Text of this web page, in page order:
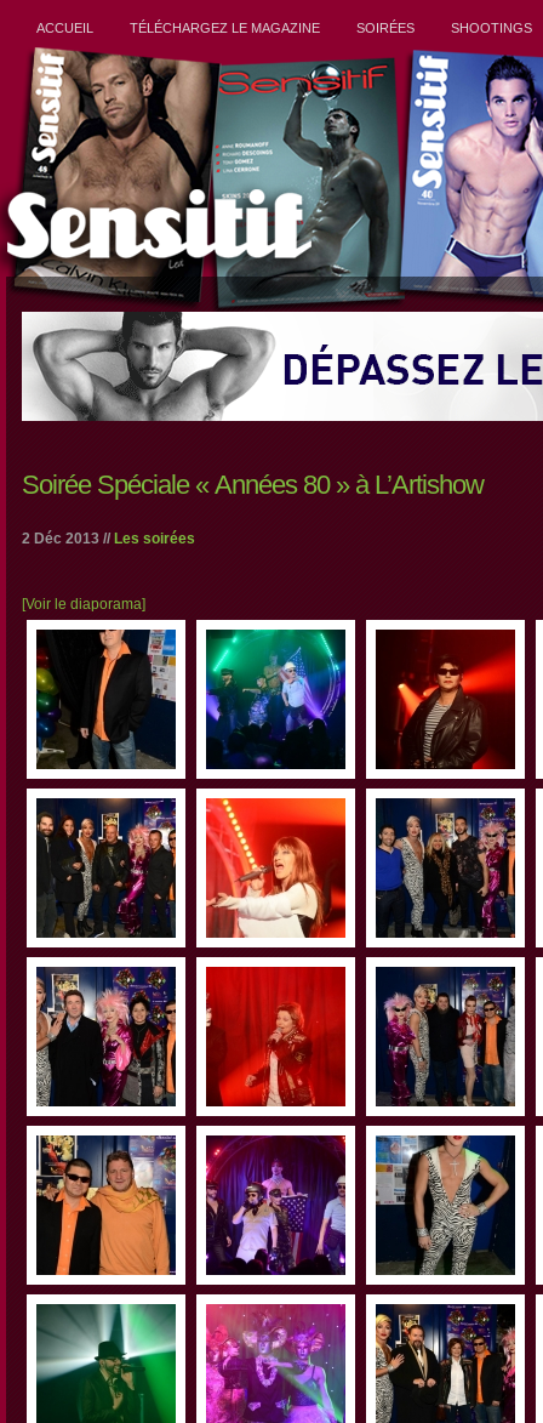
ACCUEIL TÉLÉCHARGEZ LE MAGAZINE SOIRÉES SHOOTINGS
Soirée Spéciale « Années 80 » à L’Artishow
2 Déc 2013 // Les soirées
[Voir le diaporama]